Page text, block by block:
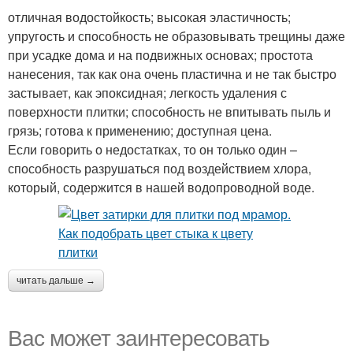
отличная водостойкость; высокая эластичность;
упругость и способность не образовывать трещины даже
при усадке дома и на подвижных основах; простота
нанесения, так как она очень пластична и не так быстро
застывает, как эпоксидная; легкость удаления с
поверхности плитки; способность не впитывать пыль и
грязь; готова к применению; доступная цена.
Если говорить о недостатках, то он только один –
способность разрушаться под воздействием хлора,
который, содержится в нашей водопроводной воде.
читать дальше →
Вас может заинтересовать